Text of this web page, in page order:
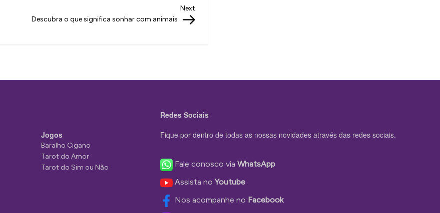
Post
Next
Descubra o que significa sonhar com animais
Jogos
Baralho Cigano
Tarot do Amor
Tarot do Sim ou Não
Redes Sociais
Fique por dentro de todas as nossas novidades através das redes sociais.
Fale conosco via WhatsApp
Assista noYoutube
Nos acompanhe no Facebook